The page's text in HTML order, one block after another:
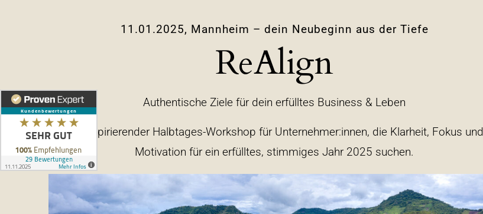
11.01.2025, Mannheim – dein Neubeginn aus der Tiefe
ReAlign
Authentische Ziele für dein erfülltes Business & Leben
Ein inspirierender Halbtages-Workshop für Unternehmer:innen, die Klarheit, Fokus und
Motivation für ein erfülltes, stimmiges Jahr 2025 suchen.